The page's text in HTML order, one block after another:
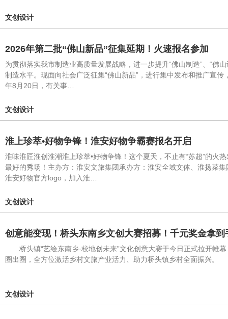
文创设计
2026年第二批“佛山新品”征集延期！火速报名参加
为贯彻落实我市制造业高质量发展战略，进一步提升“佛山制造”、“佛
制造水平。现面向社会广泛征集“佛山新品”，进行集中发布和推广宣
年8月20日，有关事…
文创设计
淮上珍萃•好物争锋！淮安好物争霸赛报名开启
淮味淮匠淮创淮潮淮上珍萃•好物争锋！这个夏天，不止有“苏超”的火
最好的秀场！主办方：淮安文旅集团承办方：淮安全域文体、淮扬菜
淮安好物官方logo，加入淮…
文创设计
创意能变现！桥头东南乡文创大赛招募！千元奖金拿到
桥头镇“艺绘东南乡·校地创未来”文化创意大赛于今日正式拉开帷
圈出圈，全方位激活乡村文旅产业活力、助力桥头镇乡村全面振兴。
文创设计